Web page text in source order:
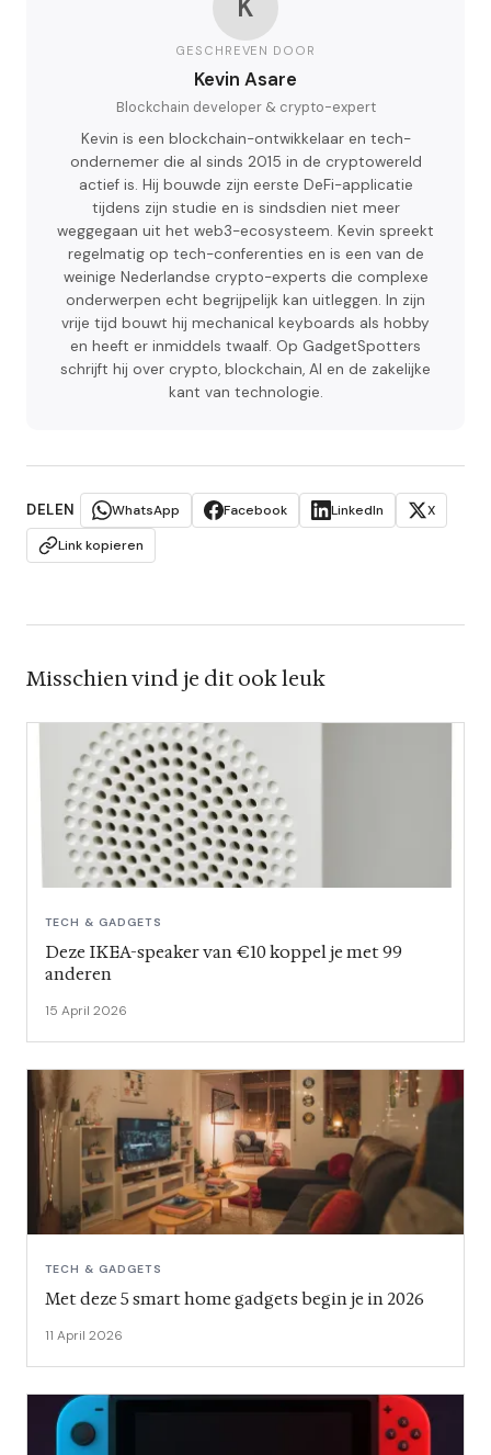
K
GESCHREVEN DOOR
Kevin Asare
Blockchain developer & crypto-expert
Kevin is een blockchain-ontwikkelaar en tech-
ondernemer die al sinds 2015 in de cryptowereld
actief is. Hij bouwde zijn eerste DeFi-applicatie
tijdens zijn studie en is sindsdien niet meer
weggegaan uit het web3-ecosysteem. Kevin spreekt
regelmatig op tech-conferenties en is een van de
weinige Nederlandse crypto-experts die complexe
onderwerpen echt begrijpelijk kan uitleggen. In zijn
vrije tijd bouwt hij mechanical keyboards als hobby
en heeft er inmiddels twaalf. Op GadgetSpotters
schrijft hij over crypto, blockchain, AI en de zakelijke
kant van technologie.
DELEN WhatsApp Facebook LinkedIn
X
Link kopieren
Misschien vind je dit ook leuk
TECH & GADGETS
Deze IKEA-speaker van €10 koppel je met 99
anderen
15 April 2026
TECH & GADGETS
Met deze 5 smart home gadgets begin je in 2026
11 April 2026